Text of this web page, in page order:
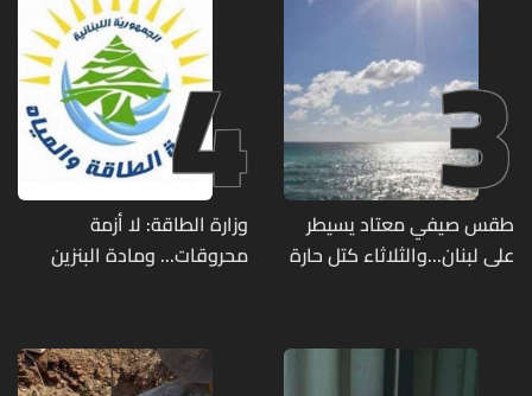
3
طقس صيفي معتاد يسيطر
على لبنان...والثلاثاء كتل حارة
4
وزارة الطاقة: لا أزمة
محروقات... ومادة البنزين